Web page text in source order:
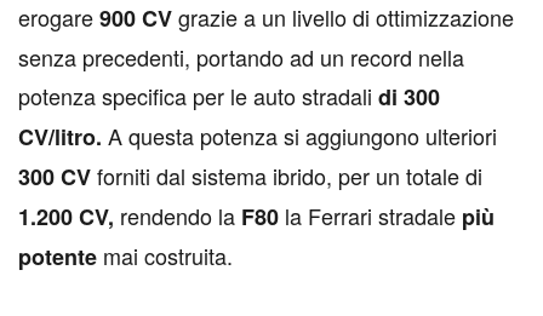
erogare900 CVgrazie a un livello di ottimizzazione
senza precedenti, portando ad un record nella
potenza specifica per le auto stradali di 300
CV/litro. A questa potenza si aggiungono ulteriori
300 CVforniti dal sistema ibrido, per un totale di
1.200 CV, rendendo la F80 la Ferrari stradale più
potente mai costruita.